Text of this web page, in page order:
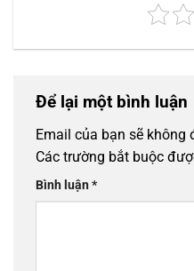
Để lại một bình luận
Email của bạn sẽ không
Các trường bắt buộc
Bình luận*